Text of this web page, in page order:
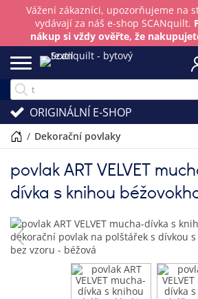
Vážení zákazníci, upozorňujeme na
vydávají za náš e-shop SCANquilt.
nákup si vždy ověřte, že
ORIGINÁLNÍ E-SHOP
/ dekorační povlaky
povlak ART VELVET
dívka s knihou